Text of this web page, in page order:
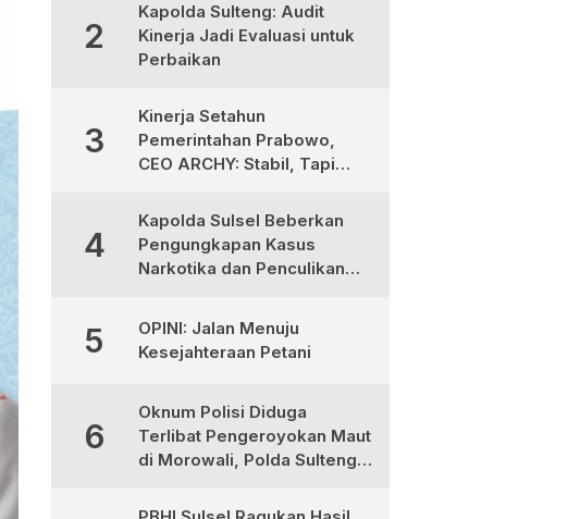
2
Kapolda Sulteng: Audit
Kinerja Jadi Evaluasi untuk
Perbaikan
3
Kinerja Setahun
Pemerintahan Prabowo,
CEO ARCHY: Stabil, Tapi
4
Kapolda Sulsel Beberkan
Pengungkapan Kasus
Narkotika dan Penculikan
5
OPINI: Jalan Menuju
Kesejahteraan Petani
6
Oknum Polisi Diduga
Terlibat Pengeroyokan Maut
di Morowali, Polda Sulteng